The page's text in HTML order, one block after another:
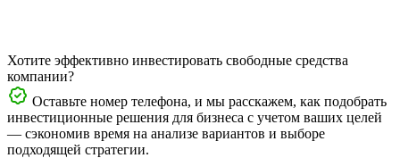
Хотите эффективно инвестировать свободные средства
компании?
Оставьте номер телефона, и мы расскажем, как подобрать
инвестиционные решения для бизнеса с учетом ваших целей
— сэкономив время на анализе вариантов и выборе
подходящей стратегии.